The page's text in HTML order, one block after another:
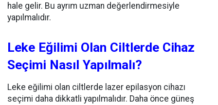
hale gelir. Bu ayrım uzman değerlendirmesiyle
yapılmalıdır.
Leke Eğilimi Olan Ciltlerde Cihaz
Seçimi Nasıl Yapılmalı?
Leke eğilimi olan ciltlerde lazer epilasyon cihazı
seçimi daha dikkatli yapılmalıdır. Daha önce güneş